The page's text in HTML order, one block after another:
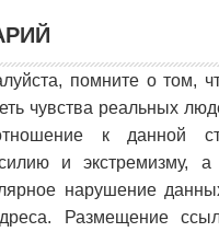
помните о том,
чувства реальных
к данной
и экстремизму, а
нарушение
Размещение